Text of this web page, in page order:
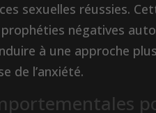
sexuelles réussies.
négatives
à une approche
de l’anxiété.